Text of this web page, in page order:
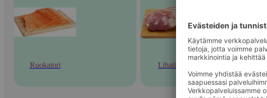
Ruokatori Lihatiski